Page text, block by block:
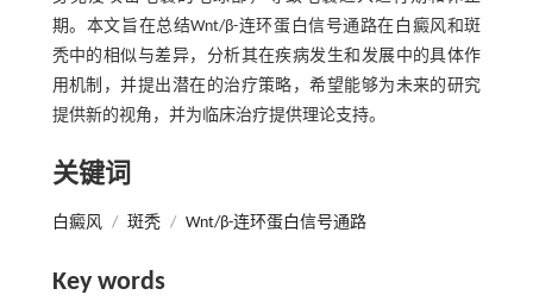
期。本文旨在总结Wnt/β-连环蛋白信号通路在白癜风和斑
秃中的相似与差异，分析其在疾病发生和发展中的具体作
用机制，并提出潜在的治疗策略，希望能够为未来的研究
提供新的视角，并为临床治疗提供理论支持。
关键词
白癜风 / 斑秃 / Wnt/β-连环蛋白信号通路
Key words